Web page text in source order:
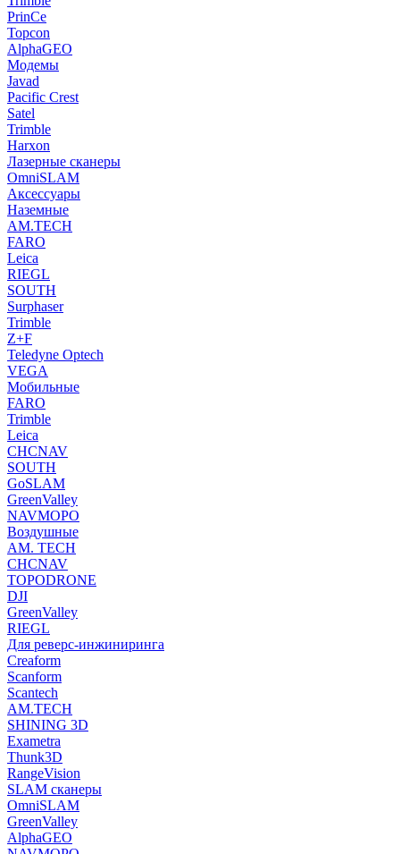
PrinCe
Topcon
AlphaGEO
Модемы
Javad
Pacific Crest
Satel
Trimble
Harxon
Лазерные сканеры
OmniSLAM
Аксессуары
Наземные
AM.TECH
FARO
Leica
RIEGL
SOUTH
Surphaser
Trimble
Z+F
Teledyne Optech
VEGA
Мобильные
FARO
Trimble
Leica
CHCNAV
SOUTH
GoSLAM
GreenValley
NAVMOPO
Воздушные
AM. TECH
CHCNAV
TOPODRONE
DJI
GreenValley
RIEGL
Для реверс-инжиниринга
Creaform
Scanform
Scantech
AM.TECH
SHINING 3D
Exametra
Thunk3D
RangeVision
SLAM сканеры
OmniSLAM
GreenValley
AlphaGEO